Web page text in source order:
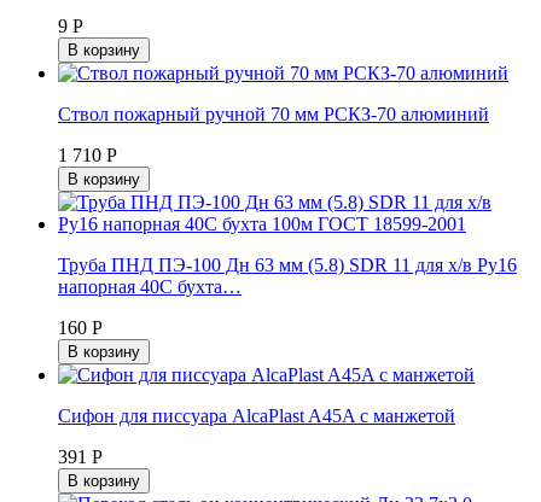
9 Р
В корзину
Ствол пожарный ручной 70 мм РСКЗ-70 алюминий
1 710 Р
В корзину
Труба ПНД ПЭ-100 Дн 63 мм (5.8) SDR 11 для х/в Ру16
напорная 40C бухта…
160 Р
В корзину
Сифон для писсуара AlcaPlast A45A с манжетой
391 Р
В корзину